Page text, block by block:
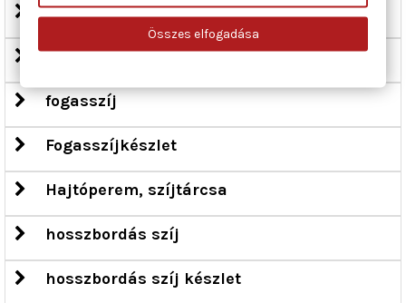
feszítőkar, hosszbordás szíj
Flexibilis kuplungtok-készlet
fogasszíj
Fogasszíjkészlet
Hajtóperem, szíjtárcsa
hosszbordás szíj
hosszbordás szíj készlet
Összes elfogadása